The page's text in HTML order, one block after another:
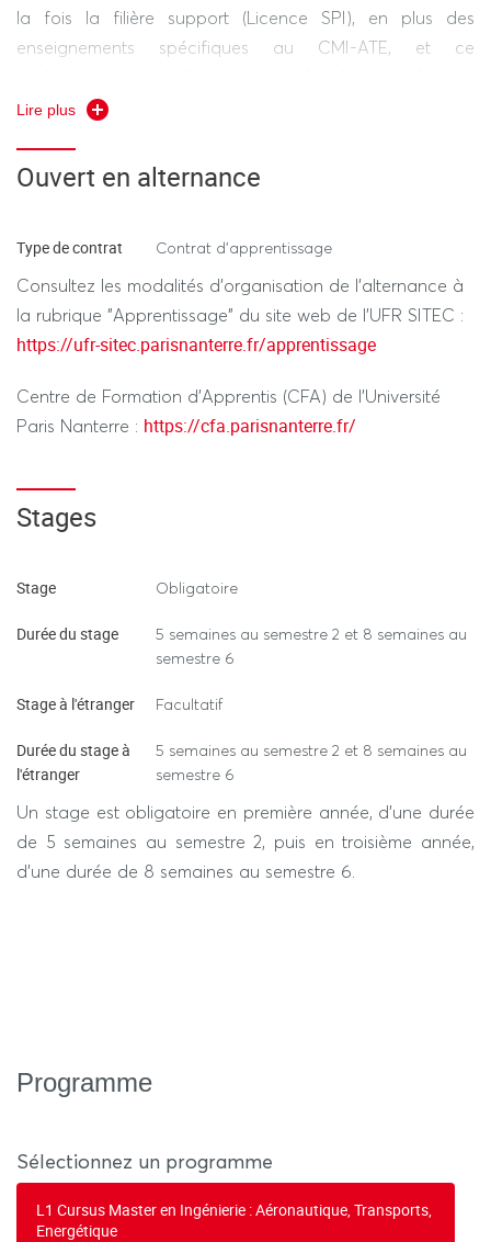
la fois la filière support (Licence SPI), en plus des
enseignements spécifiques au CMI-ATE, et ce
mais pas la partie purement CMI-ATE, aura la possibilité
du CMI-ATE.
et des Compétences (M3C) générales de l'Université
Paris Nanterre, disponibles sur le site de l'UFR : https://ufr-
sitec.parisnanterre.fr/nos-formations/m3c-lmd5-et-livrets-
pedagogiques-ufr-sitec
En complément aux M3C générales, le CMI-ATE niveau
électronique non autorisé par l’enseignant, ainsi que le
considérés comme une fraude.
Lire plus
Ouvert en alternance
Type de contrat Contrat d'apprentissage
Consultez les modalités d'organisation de l'alternance à
la rubrique "Apprentissage" du site web de l'UFR SITEC :
https://ufr-sitec.parisnanterre.fr/apprentissage
Centre de Formation d'Apprentis (CFA) de l'Université
Paris Nanterre : https://cfa.parisnanterre.fr/
Stages
Stage Obligatoire
Durée du stage
5 semaines au semestre 2 et 8 semaines au
semestre 6
Stage à l'étranger Facultatif
Durée du stage à
l'étranger
5 semaines au semestre 2 et 8 semaines au
semestre 6
Un stage est obligatoire en première année, d'une durée
de 5 semaines au semestre 2, puis en troisième année,
d'une durée de 8 semaines au semestre 6.
Programme
Sélectionnez un programme
L1 Cursus Master en Ingénierie : Aéronautique, Transports,
Energétique